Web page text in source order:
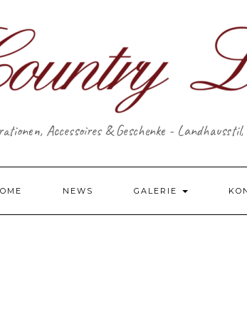
Accessoires & Geschenke -
NEWS GALERIE